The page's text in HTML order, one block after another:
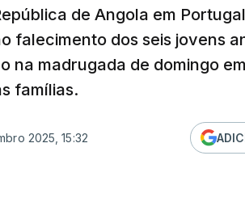
de Angola em
falecimento dos seis jovens
na madrugada de domingo
famílias.
2025, 15:32